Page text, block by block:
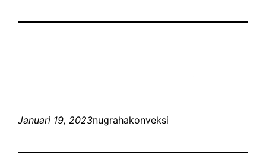
Januari 19, 2023nugrahakonveksi